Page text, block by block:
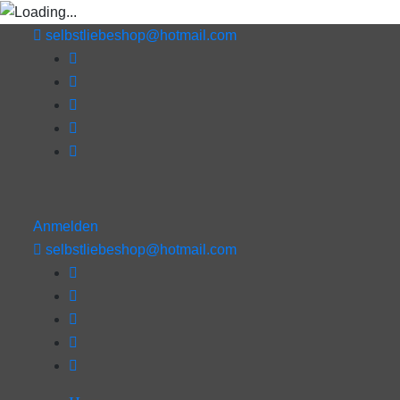
selbstliebeshop@hotmail.com
Anmelden
selbstliebeshop@hotmail.com